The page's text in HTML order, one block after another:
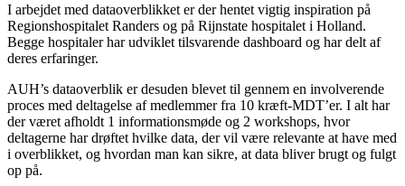
I arbejdet med dataoverblikket er der hentet vigtig inspiration på
Regionshospitalet Randers og på Rijnstate hospitalet i Holland.
Begge hospitaler har udviklet tilsvarende dashboard og har delt af
deres erfaringer.
AUH’s dataoverblik er desuden blevet til gennem en involverende
proces med deltagelse af medlemmer fra 10 kræft-MDT’er. I alt har
der været afholdt 1 informationsmøde og 2 workshops, hvor
deltagerne har drøftet hvilke data, der vil være relevante at have med
i overblikket, og hvordan man kan sikre, at data bliver brugt og fulgt
op på.